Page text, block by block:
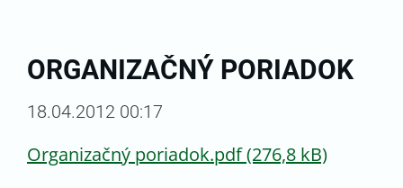
ORGANIZAČNÝ PORIADOK
18.04.2012 00:17
Organizačný poriadok.pdf (276,8 kB)